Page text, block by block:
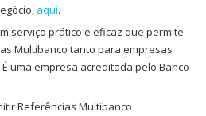
aqui.
serviço prático e eficaz que permite
Multibanco tanto para empresas
uma empresa acreditada pelo Banco
Referências Multibanco